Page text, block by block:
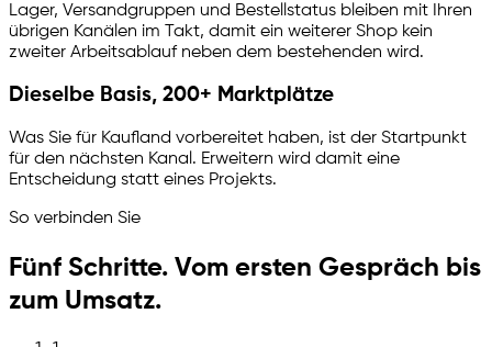
Lager, Versandgruppen und Bestellstatus bleiben mit Ihren
übrigen Kanälen im Takt, damit ein weiterer Shop kein
zweiter Arbeitsablauf neben dem bestehenden wird.
Dieselbe Basis, 200+ Marktplätze
Was Sie für Kaufland vorbereitet haben, ist der Startpunkt
für den nächsten Kanal. Erweitern wird damit eine
Entscheidung statt eines Projekts.
So verbinden Sie
Fünf Schritte. Vom ersten Gespräch bis
zum Umsatz.